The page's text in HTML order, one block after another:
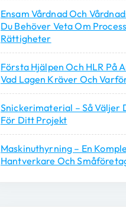
Ensam Vårdnad Och
Du Behöver Veta Om
Rättigheter
Första Hjälpen Och HLR På
Vad Lagen Kräver Och
Snickerimaterial – Så Väljer
För Ditt Projekt
Maskinuthyrning – En
Hantverkare Och